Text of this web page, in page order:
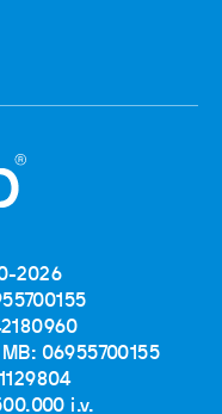
2026
06955700155
i.v.